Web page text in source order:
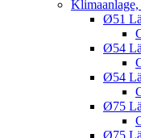
Ø51
Ø54
Ø54
Ø75
Ø75